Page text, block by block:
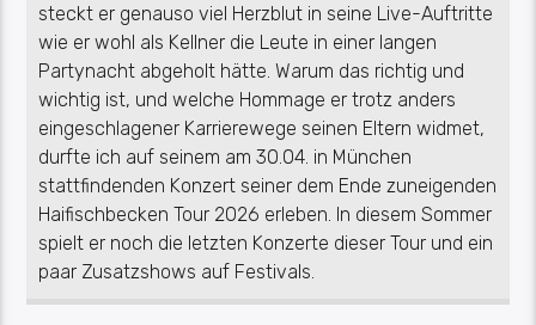
steckt er genauso viel Herzblut in seine Live-Auftritte
wie er wohl als Kellner die Leute in einer langen
Partynacht abgeholt hätte. Warum das richtig und
wichtig ist, und welche Hommage er trotz anders
eingeschlagener Karrierewege seinen Eltern widmet,
durfte ich auf seinem am 30.04. in München
stattfindenden Konzert seiner dem Ende zuneigenden
Haifischbecken Tour 2026 erleben. In diesem Sommer
spielt er noch die letzten Konzerte dieser Tour und ein
paar Zusatzshows auf Festivals.